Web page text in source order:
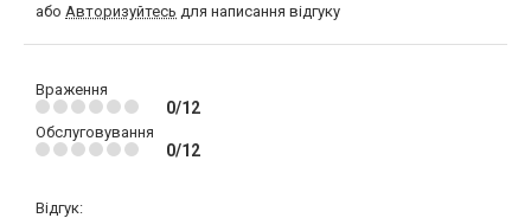
або Авторизуйтесь для написання відгуку
Враження
0/12
Обслуговування
0/12
Відгук: